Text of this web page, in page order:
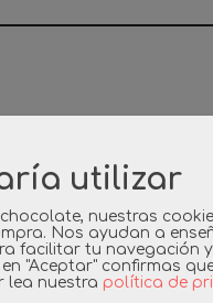
utilizar
nuestras
Nos ayudan a
facilitar tu navegación
"Aceptar" confirmas
lea nuestra política de